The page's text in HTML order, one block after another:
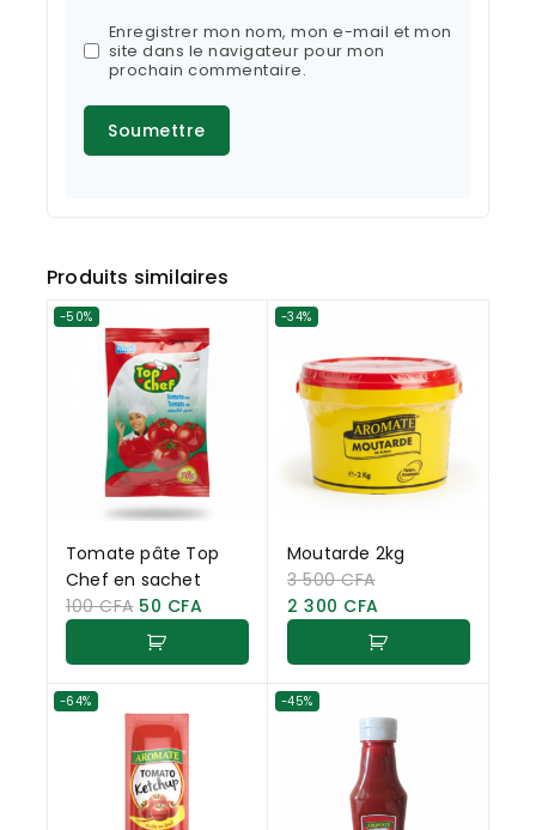
Enregistrer mon nom, mon e-mail et mon
site dans le navigateur pour mon
prochain commentaire.
Produits similaires
-50%
Tomate pâte Top
Chef en sachet
100CFA 50 CFA
-34%
Moutarde 2kg
3 500CFA
2 300 CFA
-64% -45%